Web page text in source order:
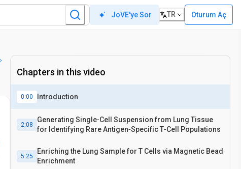
JoVE'ye Sor TR Oturum Aç
Chapters in this video
0:00 Introduction
2:08
Generating Single‐Cell Suspension from Lung Tissue
for Identifying Rare Antigen‐Specific T‐Cell Populations
5:25
Enriching the Lung Sample for T Cells via Magnetic Bead
Enrichment